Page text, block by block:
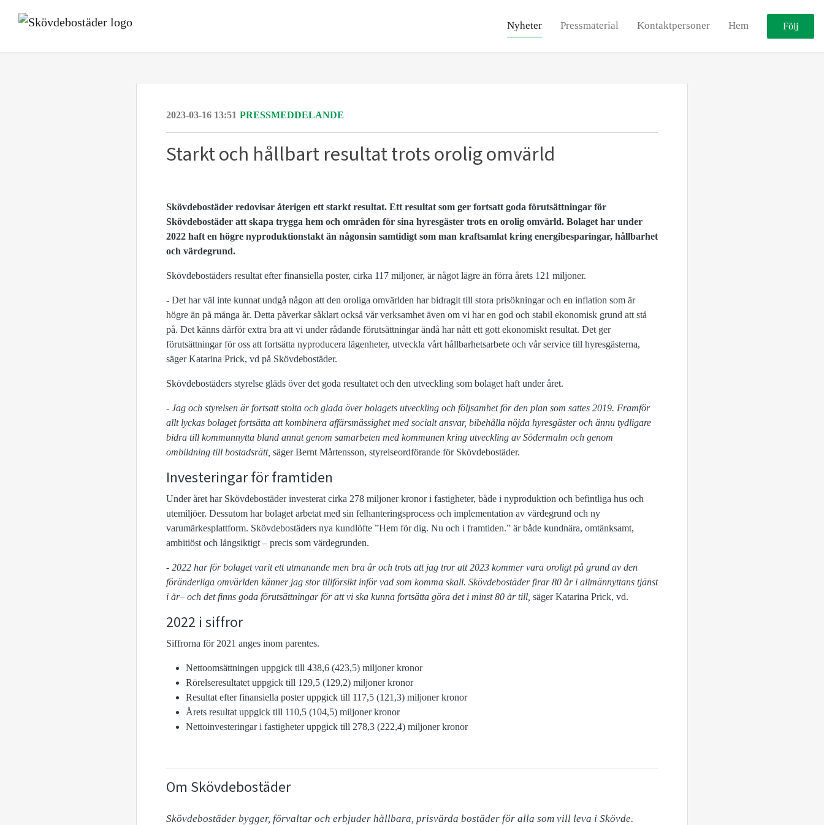
Nyheter Pressmaterial Kontaktpersoner Hem Följ
2023-03-16 13:51 PRESSMEDDELANDE
Starkt och hållbart resultat trots orolig omvärld
Skövdebostäder redovisar återigen ett starkt resultat. Ett resultat som ger fortsatt goda förutsättningar för
Skövdebostäder att skapa trygga hem och områden för sina hyresgäster trots en orolig omvärld. Bolaget har under
2022 haft en högre nyproduktionstakt än någonsin samtidigt som man kraftsamlat kring energibesparingar, hållbarhet
och värdegrund.
Skövdebostäders resultat efter finansiella poster, cirka 117 miljoner, är något lägre än förra årets 121 miljoner.
- Det har väl inte kunnat undgå någon att den oroliga omvärlden har bidragit till stora prisökningar och en inflation som är
högre än på många år. Detta påverkar såklart också vår verksamhet även om vi har en god och stabil ekonomisk grund att stå
på. Det känns därför extra bra att vi under rådande förutsättningar ändå har nått ett gott ekonomiskt resultat. Det ger
förutsättningar för oss att fortsätta nyproducera lägenheter, utveckla vårt hållbarhetsarbete och vår service till hyresgästerna,
säger Katarina Prick, vd på Skövdebostäder.
Skövdebostäders styrelse gläds över det goda resultatet och den utveckling som bolaget haft under året.
- Jag och styrelsen är fortsatt stolta och glada över bolagets utveckling och följsamhet för den plan som sattes 2019. Framför
allt lyckas bolaget fortsätta att kombinera affärsmässighet med socialt ansvar, bibehålla nöjda hyresgäster och ännu tydligare
bidra till kommunnytta bland annat genom samarbeten med kommunen kring utveckling av Södermalm och genom
ombildning till bostadsrätt, säger Bernt Mårtensson, styrelseordförande för Skövdebostäder.
Investeringar för framtiden
Under året har Skövdebostäder investerat cirka 278 miljoner kronor i fastigheter, både i nyproduktion och befintliga hus och
utemiljöer. Dessutom har bolaget arbetat med sin felhanteringsprocess och implementation av värdegrund och ny
varumärkesplattform. Skövdebostäders nya kundlöfte ”Hem för dig. Nu och i framtiden.” är både kundnära, omtänksamt,
ambitiöst och långsiktigt – precis som värdegrunden.
- 2022 har för bolaget varit ett utmanande men bra år och trots att jag tror att 2023 kommer vara oroligt på grund av den
föränderliga omvärlden känner jag stor tillförsikt inför vad som komma skall. Skövdebostäder firar 80 år i allmännyttans tjänst
i år– och det finns goda förutsättningar för att vi ska kunna fortsätta göra det i minst 80 år till, säger Katarina Prick, vd.
2022 i siffror
Siffrorna för 2021 anges inom parentes.
Nettoomsättningen uppgick till 438,6 (423,5) miljoner kronor
Rörelseresultatet uppgick till 129,5 (129,2) miljoner kronor
Resultat efter finansiella poster uppgick till 117,5 (121,3) miljoner kronor
Årets resultat uppgick till 110,5 (104,5) miljoner kronor
Nettoinvesteringar i fastigheter uppgick till 278,3 (222,4) miljoner kronor
Om Skövdebostäder
Skövdebostäder bygger, förvaltar och erbjuder hållbara, prisvärda bostäder för alla som vill leva i Skövde.